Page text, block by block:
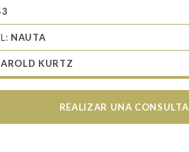
NAUTA
KURTZ
REALIZAR UNA CONSULTA